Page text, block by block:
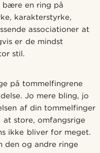
bære en ring på
karakterstyrke,
associationer at
er de mindst
stil.
på tommelfingrene
Jo mere bling, jo
af din tommelfinger
at store, omfangsrige
ikke bliver for meget.
den og andre ringe